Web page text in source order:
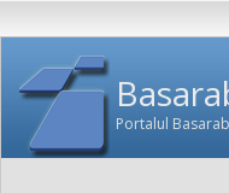
Portalul